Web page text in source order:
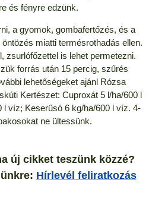
és fényre edzünk.
a gyomok, gombafertőzés, és a
miatti termésrothadás ellen.
zsurlófőzettel is lehet permetezni.
forrás után 15 percig, szűrés
lehetőségeket ajánl Rózsa
Kertészet: Cuproxát 5 l/ha/600 l
l víz; Keserűsó 6 kg/ha/600 l víz. 4-
ne ültessünk.
új cikket teszünk közzé?
Hírlevél feliratkozás